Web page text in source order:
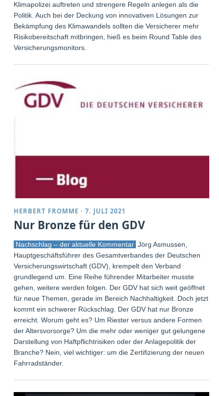
Klimapolizei auftreten und strengere Regeln anlegen als die
Politik. Auch bei der Deckung von innovativen Lösungen zur
Bekämpfung des Klimawandels sollten die Versicherer mehr
Risikobereitschaft mitbringen, hieß es beim Round Table des
Versicherungsmonitors.
HERBERT FROMME ·7. JULI 2021
Nur Bronze für den GDV
Nachschlag – der aktuelle Kommentar Jörg Asmussen,
Hauptgeschäftsführer des Gesamtverbandes der Deutschen
Versicherungswirtschaft (GDV), krempelt den Verband
grundlegend um. Eine Reihe führender Mitarbeiter musste
gehen, weitere werden folgen. Der GDV hat sich weit geöffnet
für neue Themen, gerade im Bereich Nachhaltigkeit. Doch jetzt
kommt ein schwerer Rückschlag. Der GDV hat nur Bronze
erreicht. Worum geht es? Um Riester versus andere Formen
der Altersvorsorge? Um die mehr oder weniger gut gelungene
Darstellung von Haftpflichtrisiken oder der Anlagepolitik der
Branche? Nein, viel wichtiger: um die Zertifizierung der neuen
Fahrradständer.